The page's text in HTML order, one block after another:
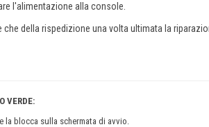
l'alimentazione alla console.
della rispedizione una volta ultimata la
VERDE:
la blocca sulla schermata di avvio.